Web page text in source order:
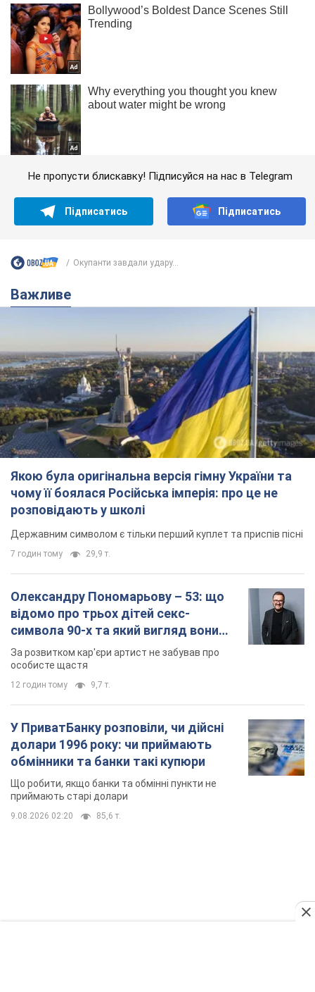
Не пропусти блискавку! Підписуйся на нас в Telegram
Підписатись Підписатись
Окупанти завдали удару...
Важливе
Якою була оригінальна версія гімну України та
чому її боялася Російська імперія: про це не
розповідають у школі
Державним символом є тільки перший куплет та приспів пісні
7 годин тому 29,9 т.
Олександру Пономарьову – 53: що
відомо про трьох дітей секс-
символа 90-х та який вигляд вони
мають
За розвитком кар'єри артист не забував про
особисте щастя
12 годин тому 9,7 т.
У ПриватБанку розповіли, чи дійсні
долари 1996 року: чи приймають
обмінники та банки такі купюри
Що робити, якщо банки та обмінні пункти не
приймають старі долари
9.08.2026 02:20 85,6 т.